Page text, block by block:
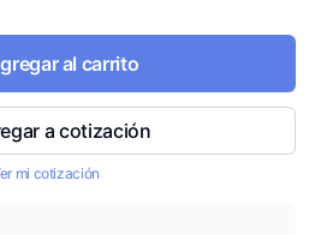
al carrito
a cotización
mi cotización